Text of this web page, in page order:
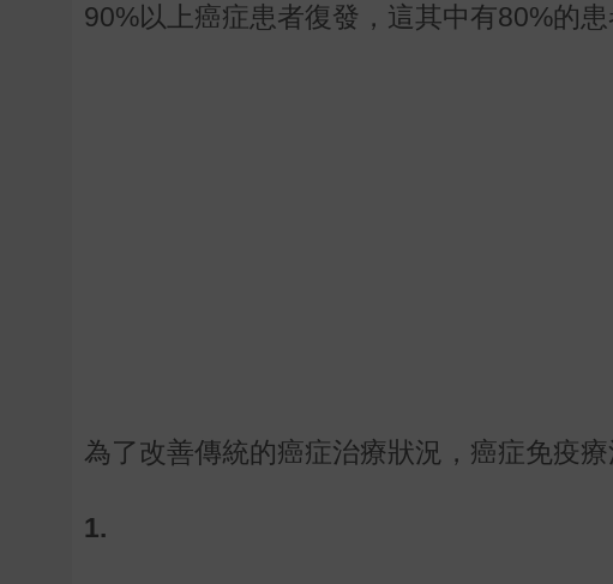
90%以上癌症患者復發，這其中有80%的
為了改善傳統的癌症治療狀況，癌症免疫
1.